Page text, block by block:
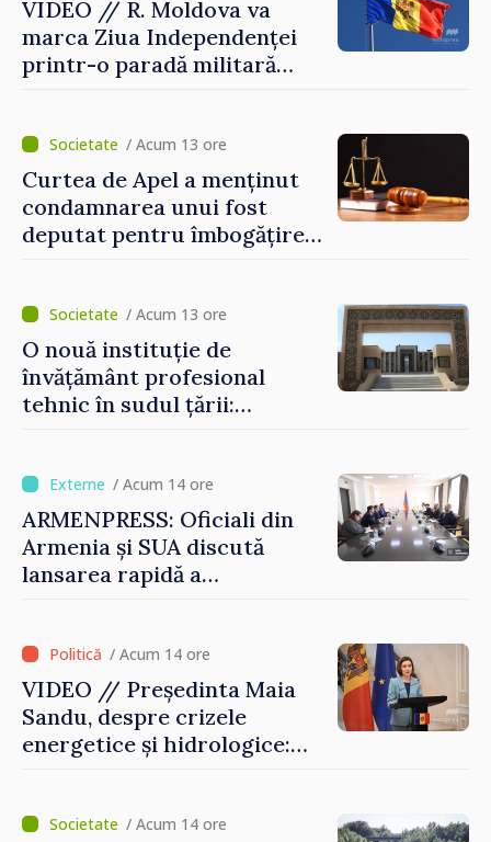
VIDEO // R. Moldova va
marca Ziua Independenței
printr-o paradă militară
eforturile pentru
consolidarea capacităților
de apărare”
/ Acum 13 ore
Curtea de Apel a menținut
condamnarea unui fost
deputat pentru îmbogățire
de lei
/ Acum 13 ore
O nouă instituție de
învățământ profesional
tehnic în sudul țării:
turc la Comrat
/ Acum 14 ore
ARMENPRESS: Oficiali din
Armenia și SUA discută
lansarea rapidă a
/ Acum 14 ore
VIDEO // Președinta Maia
Sandu, despre crizele
energetice și hidrologice:
consecințele”/ Acum 14 ore